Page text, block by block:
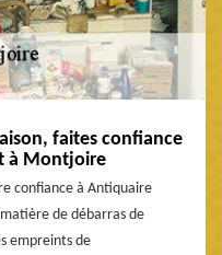
faites confiance
à Montjoire
confiance à Antiquaire
de débarras de
empreints de